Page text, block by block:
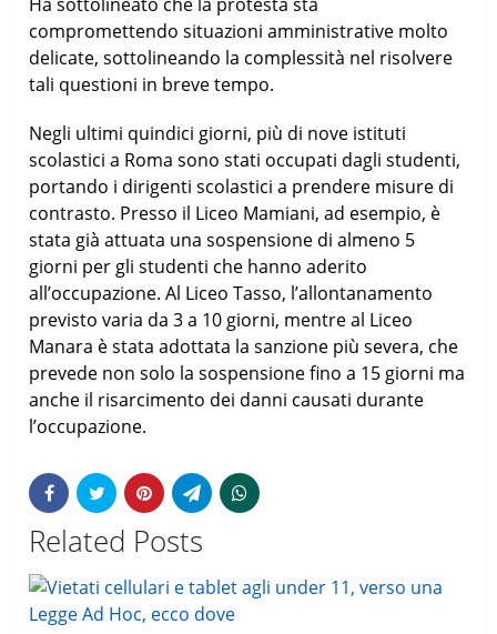
compromettendo situazioni amministrative molto
delicate, sottolineando la complessità nel risolvere
tali questioni in breve tempo.
Negli ultimi quindici giorni, più di nove istituti
scolastici a Roma sono stati occupati dagli studenti,
portando i dirigenti scolastici a prendere misure di
contrasto. Presso il Liceo Mamiani, ad esempio, è
stata già attuata una sospensione di almeno 5
giorni per gli studenti che hanno aderito
all’occupazione. Al Liceo Tasso, l’allontanamento
previsto varia da 3 a 10 giorni, mentre al Liceo
Manara è stata adottata la sanzione più severa, che
prevede non solo la sospensione fino a 15 giorni ma
anche il risarcimento dei danni causati durante
l’occupazione.
Related Posts